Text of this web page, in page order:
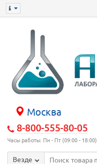
Москва
8-800-555-80-05
Часы работы: Пн - Пт (09:00 - 18:00)
Везде